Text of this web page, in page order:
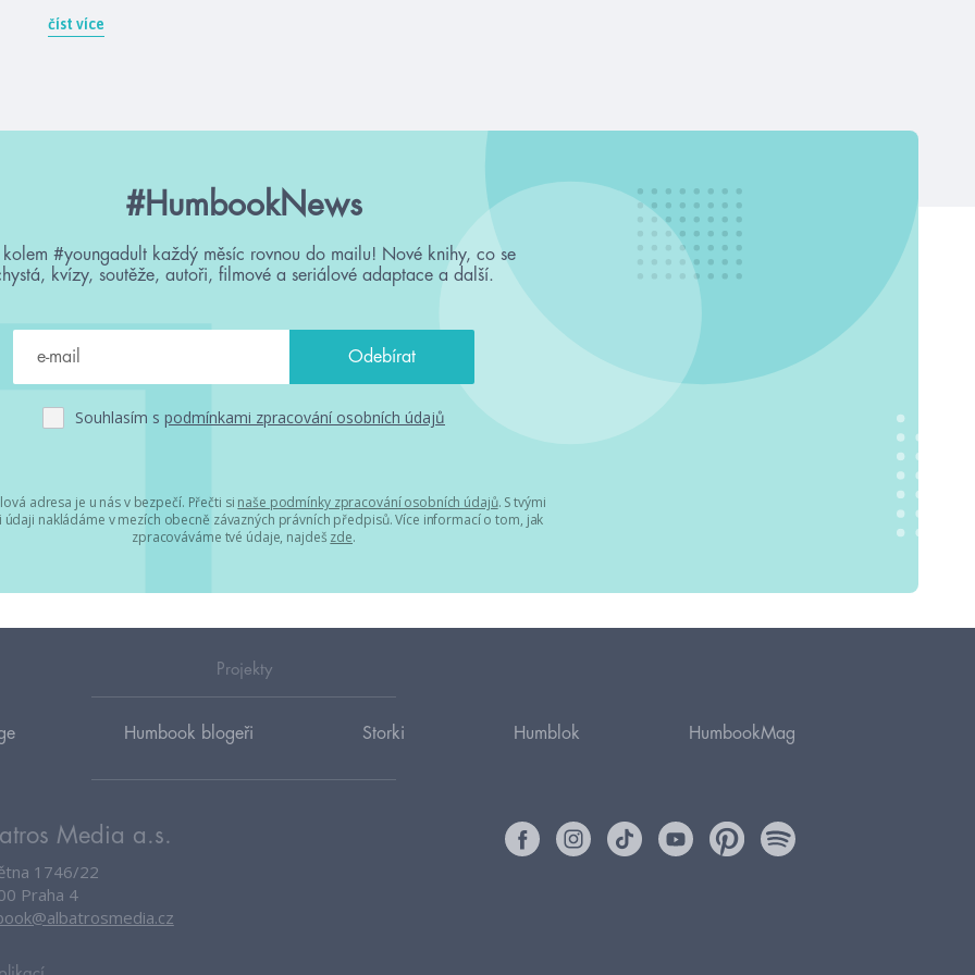
číst více
#HumbookNews
kolem #youngadult každý měsíc rovnou do mailu! Nové knihy, co se
kvízy, soutěže, autoři, filmové a seriálové adaptace a další.
Souhlasím s podmínkami zpracování osobních údajů
adresa je u nás v bezpečí. Přečti si naše podmínky zpracování osobních údajů. S tvými
nakládáme v mezích obecně závazných právních předpisů. Více informací o tom, jak
zpracováváme tvé údaje, najdeš zde.
Projekty
Humbook blogeři Storki Humblok HumbookMag
Media a.s.
1746/22
Praha 4